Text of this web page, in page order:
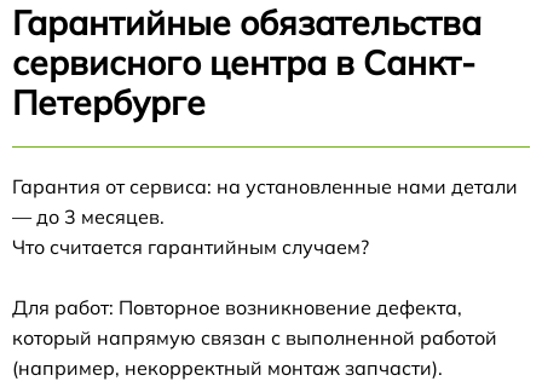
Гарантийные обязательства
сервисного центра в Санкт-
Петербурге
Гарантия от сервиса: на установленные нами детали
— до 3 месяцев.
Что считается гарантийным случаем?
Для работ: Повторное возникновение дефекта,
который напрямую связан с выполненной работой
(например, некорректный монтаж запчасти).